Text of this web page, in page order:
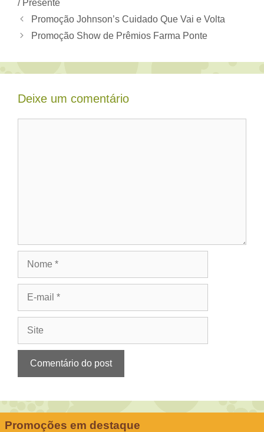
/ Presente
Promoção Johnson’s Cuidado Que Vai e Volta
Promoção Show de Prêmios Farma Ponte
Deixe um comentário
Promoções em destaque